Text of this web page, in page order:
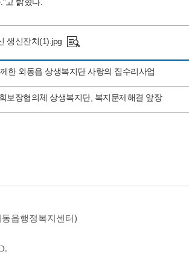
생신잔치(1).jpg
한 외동읍 상생복지단 사랑의 집수리사업
보장협의체 상생복지단, 복지문제해결 앞장
읍행정복지센터)